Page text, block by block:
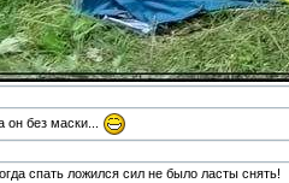
он без маски...
спать ложился сил не было ласты снять!